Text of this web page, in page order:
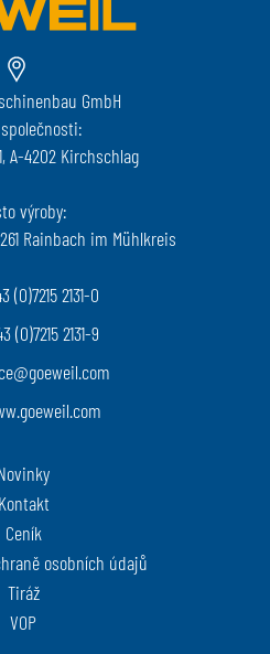
GmbH
A-4202 Kirchschlag
výroby:
Rainbach im Mühlkreis
(0)7215 2131-0
(0)7215 2131-9
Kontakt
Ceník
osobních údajů
Tiráž
VOP